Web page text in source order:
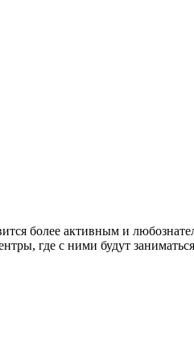
более активным и
где с ними будут